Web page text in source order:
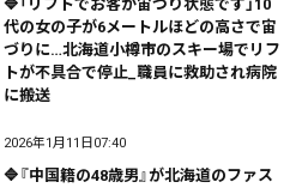
🔷「リフトでお客が宙づり状態です」10
代の女の子が6メートルほどの高さで宙
づりに…北海道小樽市のスキー場でリフ
トが不具合で停止_職員に救助され病院
に搬送
2026年1月11日07:40
🔷『中国籍の48歳男』が北海道のファス